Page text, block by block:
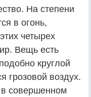
На степени
в огонь,
четырех
Вещь есть
круглой
грозовой воздух.
в совершенном